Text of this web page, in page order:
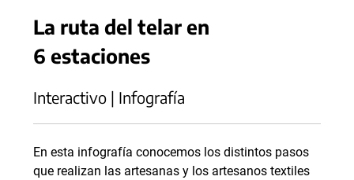
La ruta del telar en
6 estaciones
Interactivo | Infografía
En esta infografía conocemos los distintos pasos
que realizan las artesanas y los artesanos textiles